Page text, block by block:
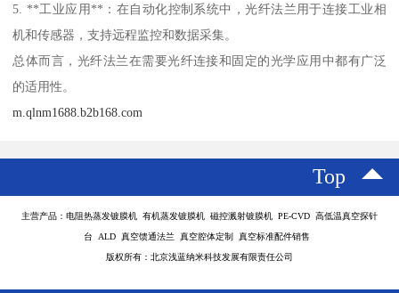
5. **工业应用**：在自动化控制系统中，光纤法兰用于连接工业相
机和传感器，支持远程监控和数据采集。
总体而言，光纤法兰在需要光纤连接和固定的光学应用中都有广泛
的适用性。
m.qlnm1688.b2b168.com
Top
主营产品：电阻热蒸发镀膜机 有机蒸发镀膜机 磁控溅射镀膜机 PE-CVD 高低温真空探针
台 ALD 真空馈通法兰 真空腔体定制 真空标准配件销售
版权所有：北京浅蓝纳米科技发展有限责任公司